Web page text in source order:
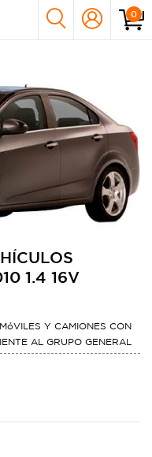
0
1.4 16V
Y CAMIONES CON
AL GRUPO GENERAL
1911,2​ EN LOS ESTADOS